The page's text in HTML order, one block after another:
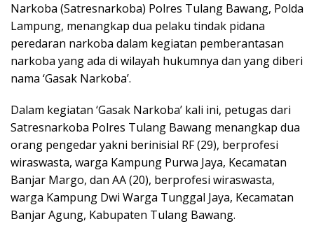
Narkoba (Satresnarkoba) Polres Tulang Bawang, Polda
Lampung, menangkap dua pelaku tindak pidana
peredaran narkoba dalam kegiatan pemberantasan
narkoba yang ada di wilayah hukumnya dan yang diberi
nama ‘Gasak Narkoba’.
Dalam kegiatan ‘Gasak Narkoba’ kali ini, petugas dari
Satresnarkoba Polres Tulang Bawang menangkap dua
orang pengedar yakni berinisial RF (29), berprofesi
wiraswasta, warga Kampung Purwa Jaya, Kecamatan
Banjar Margo, dan AA (20), berprofesi wiraswasta,
warga Kampung Dwi Warga Tunggal Jaya, Kecamatan
Banjar Agung, Kabupaten Tulang Bawang.